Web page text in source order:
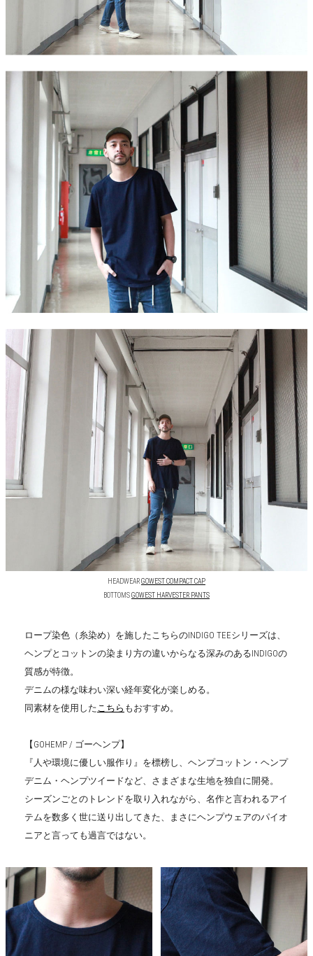
HEADWEARGOWEST COMPACT CAP
BOTTOMSGOWEST HARVESTER PANTS
ロープ染色（糸染め）を施したこちらのINDIGO TEEシリーズは、
ヘンプとコットンの染まり方の違いからなる深みのあるINDIGOの
質感が特徴。
デニムの様な味わい深い経年変化が楽しめる。
同素材を使用したこちら もおすすめ。
【GOHEMP / ゴーヘンプ】
『人や環境に優しい服作り』を標榜し、ヘンプコットン・ヘンプ
デニム・ヘンプツイードなど、さまざまな生地を独自に開発。
シーズンごとのトレンドを取り入れながら、名作と言われるアイ
テムを数多く世に送り出してきた、まさにヘンプウェアのパイオ
ニアと言っても過言ではない。